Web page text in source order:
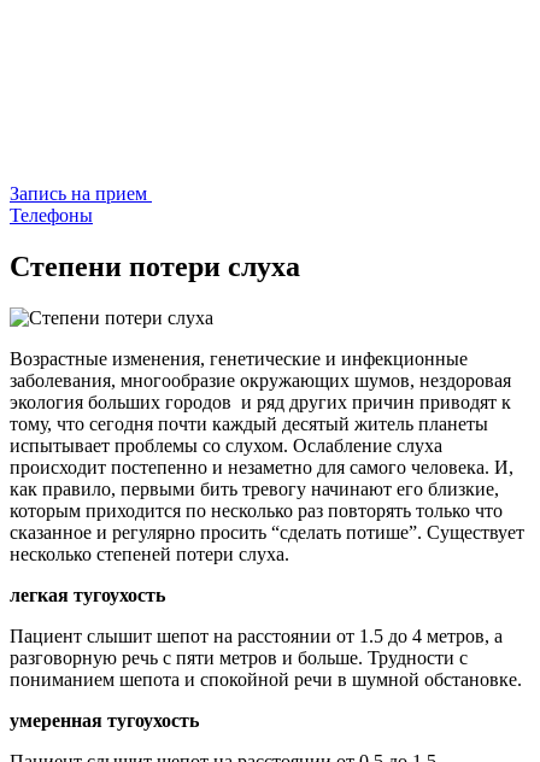
Запись на прием
Телефоны
Степени потери слуха
Возрастные изменения, генетические и инфекционные
заболевания, многообразие окружающих шумов, нездоровая
экология больших городов и ряд других причин приводят к
тому, что сегодня почти каждый десятый житель планеты
испытывает проблемы со слухом. Ослабление слуха
происходит постепенно и незаметно для самого человека. И,
как правило, первыми бить тревогу начинают его близкие,
которым приходится по несколько раз повторять только что
сказанное и регулярно просить “сделать потише”. Существует
несколько степеней потери слуха.
легкая тугоухость
Пациент слышит шепот на расстоянии от 1.5 до 4 метров, а
разговорную речь с пяти метров и больше. Трудности с
пониманием шепота и спокойной речи в шумной обстановке.
умеренная тугоухость